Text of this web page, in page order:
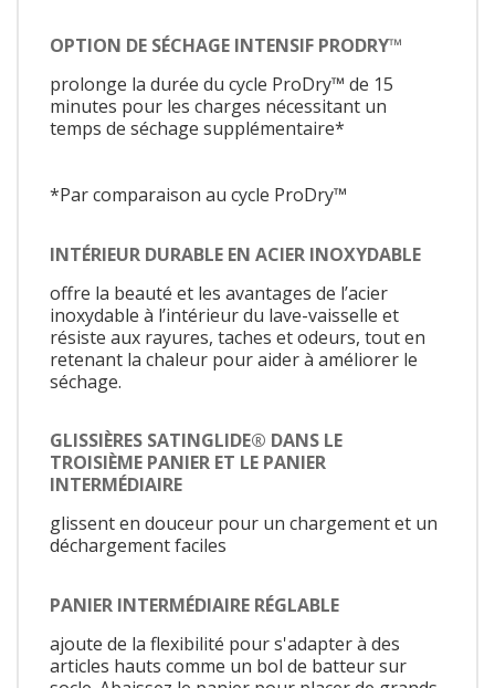
OPTION DE SÉCHAGE INTENSIF PRODRY™
prolonge la durée du cycle ProDry™ de 15
minutes pour les charges nécessitant un
temps de séchage supplémentaire*
*Par comparaison au cycle ProDry™
INTÉRIEUR DURABLE EN ACIER INOXYDABLE
offre la beauté et les avantages de l’acier
inoxydable à l’intérieur du lave-vaisselle et
résiste aux rayures, taches et odeurs, tout en
retenant la chaleur pour aider à améliorer le
séchage.
GLISSIÈRES SATINGLIDE® DANS LE
TROISIÈME PANIER ET LE PANIER
INTERMÉDIAIRE
glissent en douceur pour un chargement et un
déchargement faciles
PANIER INTERMÉDIAIRE RÉGLABLE
ajoute de la flexibilité pour s'adapter à des
articles hauts comme un bol de batteur sur